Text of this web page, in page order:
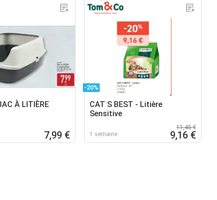
À LITIÈRE
7,99 €
-20%
CAT S BEST - Litière
Sensitive
1 semaine
11,45 €
9,16 €